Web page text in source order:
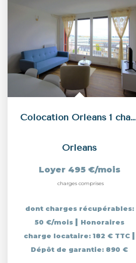
Colocation Orléans 1 chambre - Appartement 79 m2 - Proche...
Orleans
Loyer 495 €/mois
charges comprises
dont charges récupérables:
50 €/mois | Honoraires
charge locataire: 182 € TTC |
Dépôt de garantie: 890 €